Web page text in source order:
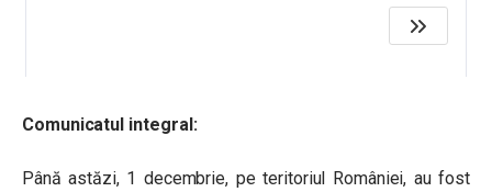
Comunicatul integral:
Până astăzi, 1 decembrie, pe teritoriul României, au fost